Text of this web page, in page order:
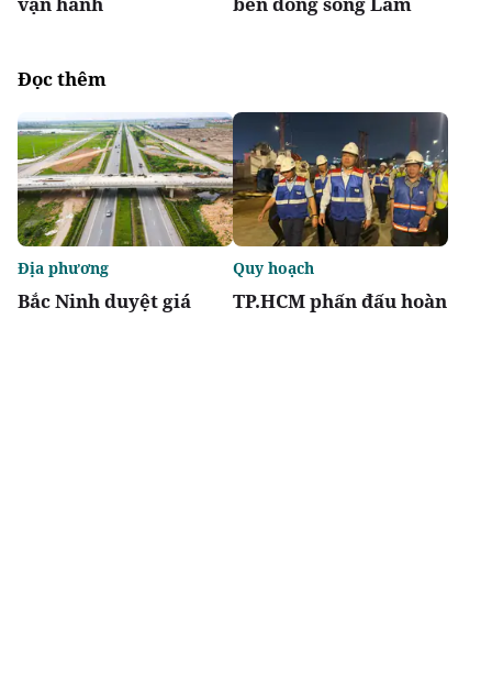
Đọc thêm
Bắc Ninh duyệt giá
Địa phương
TP.HCM phấn đấu hoàn
Quy hoạch